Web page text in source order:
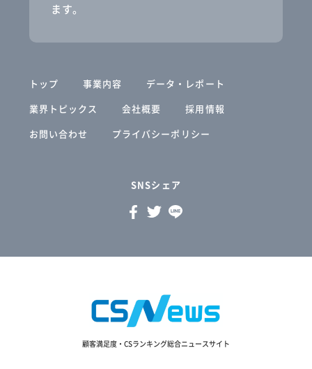
ます。
トップ 事業内容
データ・レポート
業界トピックス
会社概要
採用情報
お問い合わせ
プライバシーポリシー
SNSシェア
顧客満足度・CSランキング総合ニュースサイト